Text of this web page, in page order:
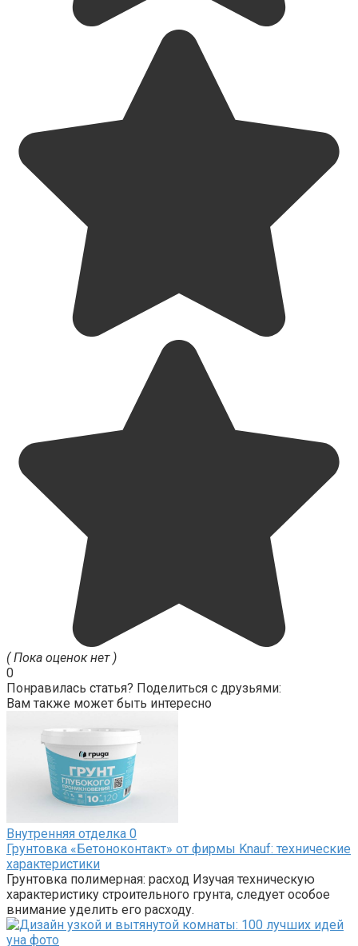
( Пока оценок нет )
0
Понравилась статья? Поделиться с друзьями:
Вам также может быть интересно
Внутренняя отделка 0
Грунтовка «Бетоноконтакт» от фирмы Knauf: технические
характеристики
Грунтовка полимерная: расход Изучая техническую
характеристику строительного грунта, следует особое
внимание уделить его расходу.